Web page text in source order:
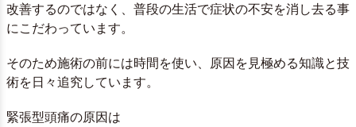
改善するのではなく、普段の生活で症状の不安を消し去る事
にこだわっています。
そのため施術の前には時間を使い、原因を見極める知識と技
術を日々追究しています。
緊張型頭痛の原因は